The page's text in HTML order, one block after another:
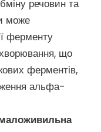
речовин та
може
ферменту
що
ферментів,
альфа-